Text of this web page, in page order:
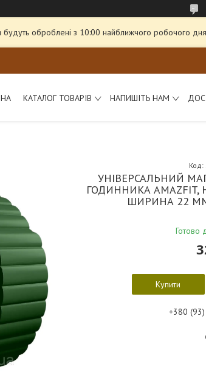
оброблені з 10:00 найближчого робочого дня
КАТАЛОГ ТОВАРІВ НАПИШІТЬ НАМ
УНІВЕРСАЛЬНИЙ
ГОДИННИКА AMAZFIT,
ШИРИНА 22 ММ,
Готово
Код:
Купити
+380